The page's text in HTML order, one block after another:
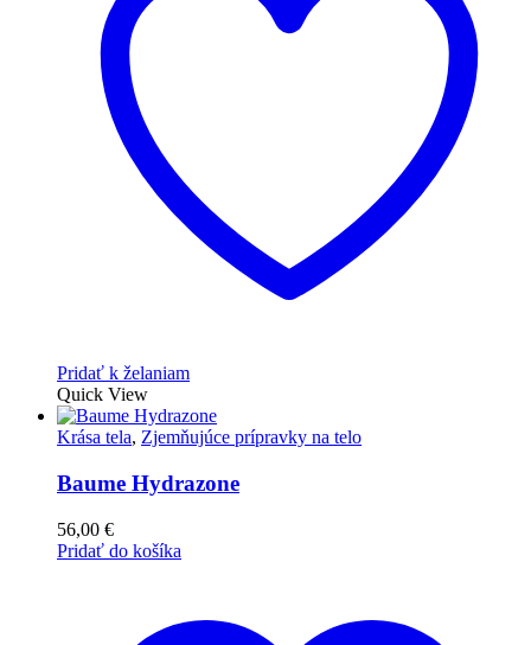
Pridať k želaniam
Quick View
Krása tela, Zjemňujúce prípravky na telo
Baume Hydrazone
56,00 €
Pridať do košíka